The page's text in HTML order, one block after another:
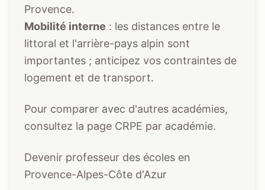
Provence.
Mobilité interne : les distances entre le
littoral et l'arrière-pays alpin sont
importantes ; anticipez vos contraintes de
logement et de transport.
Pour comparer avec d'autres académies,
consultez la page CRPE par académie.
Devenir professeur des écoles en
Provence-Alpes-Côte d'Azur